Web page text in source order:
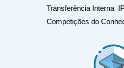
Transferência Interna
Competições do